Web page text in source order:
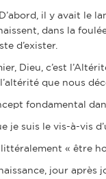
il y avait le
dans la
d’exister.
Dieu, c’est
l’altérité que nous
fondamental
je suis le vis-à-vis
littéralement « être
jour après